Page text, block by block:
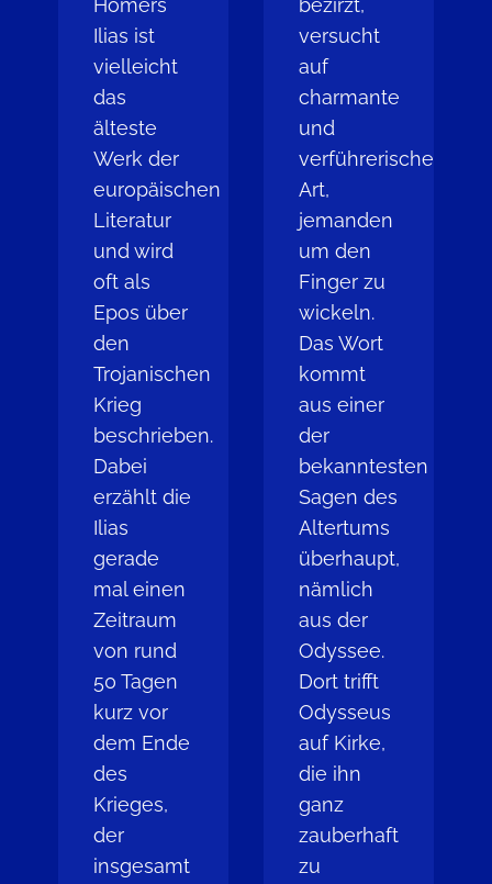
Homers
Ilias ist
vielleicht
das
älteste
Werk der
europäischen
Literatur
und wird
oft als
Epos über
den
Trojanischen
Krieg
beschrieben.
Dabei
erzählt die
Ilias
gerade
mal einen
Zeitraum
von rund
50 Tagen
kurz vor
dem Ende
des
Krieges,
der
insgesamt
bezirzt,
versucht
auf
charmante
und
verführerische
Art,
jemanden
um den
Finger zu
wickeln.
Das Wort
kommt
aus einer
der
bekanntesten
Sagen des
Altertums
überhaupt,
nämlich
aus der
Odyssee.
Dort trifft
Odysseus
auf Kirke,
die ihn
ganz
zauberhaft
zu